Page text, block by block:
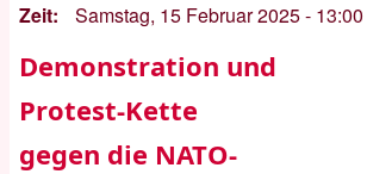
Zeit Samstag, 15 Februar 2025 - 13:00
Demonstration und
Protest-Kette
gegen die NATO-